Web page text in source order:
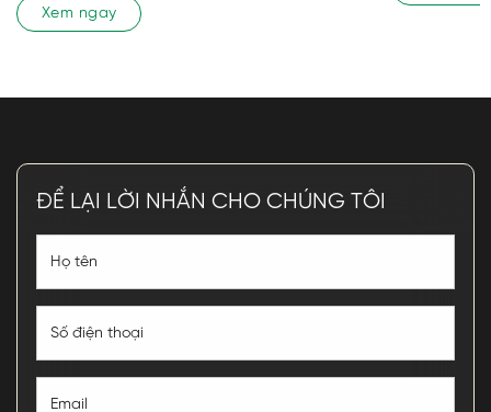
Xem ngay
ĐỂ LẠI LỜI NHẮN CHO CHÚNG TÔI